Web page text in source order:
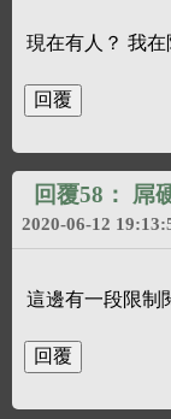
現在有人？ 我在
回覆58： 屌
2020-06-12
這邊有一段限制